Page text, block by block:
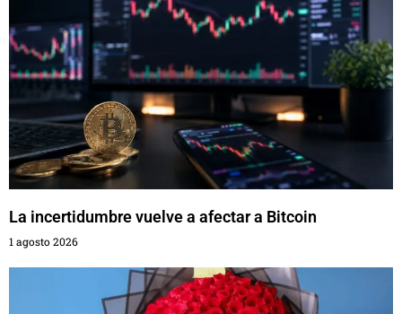
La incertidumbre vuelve a afectar a Bitcoin
1 agosto 2026